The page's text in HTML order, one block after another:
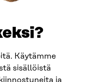
Käytämme
sisällöistä
ja